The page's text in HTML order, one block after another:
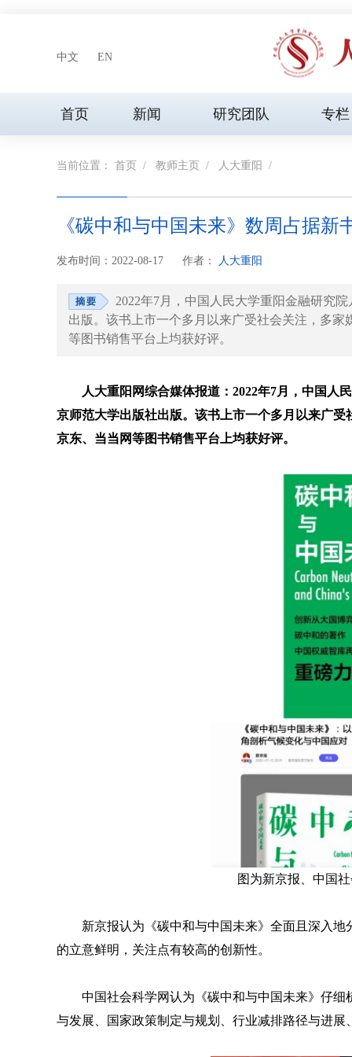
中文 EN
首页 新闻 研究团队 专栏
当前位置： 首页 / 教师主页 / 人大重阳 /
《碳中和与中国未来》数周占据新
发布时间：2022-08-17 作者： 人大重阳
2022年7月，中国人民大学重阳金融研究
出版。该书上市一个多月以来广受社会关注，多
等图书销售平台上均获好评。
人大重阳网综合媒体报道：2022年7月，中国人
京师范大学出版社出版。该书上市一个多月以来广
京东、当当网等图书销售平台上均获好评。
图为新京报、中国
新京报认为《碳中和与中国未来》全面且深入
的立意鲜明，关注点有较高的创新性。
中国社会科学网认为《碳中和与中国未来》仔
与发展、国家政策制定与规划、行业减排路径与进